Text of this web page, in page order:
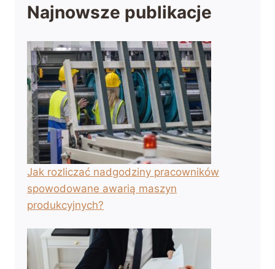
Najnowsze publikacje
Jak rozliczać nadgodziny pracowników
spowodowane awarią maszyn
produkcyjnych?